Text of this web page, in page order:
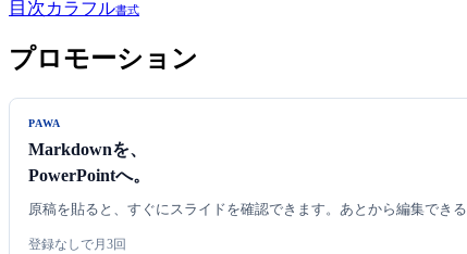
目次カラフル書式
プロモーション
PAWA
Markdownを、
PowerPointへ。
原稿を貼ると、すぐにスライドを確認できます。あとから編集できる
登録なしで月3回